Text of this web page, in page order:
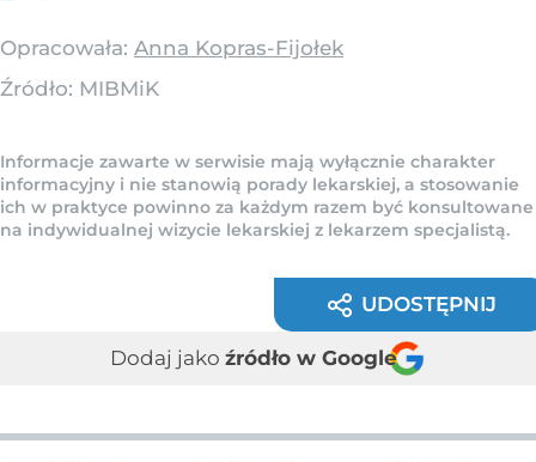
Opracowała: Anna Kopras-Fijołek
Źródło: MIBMiK
Informacje zawarte w serwisie mają wyłącznie charakter
informacyjny i nie stanowią porady lekarskiej, a stosowanie
ich w praktyce powinno za każdym razem być konsultowane
na indywidualnej wizycie lekarskiej z lekarzem specjalistą.
UDOSTĘPNIJ
Dodaj jako źródło w Google